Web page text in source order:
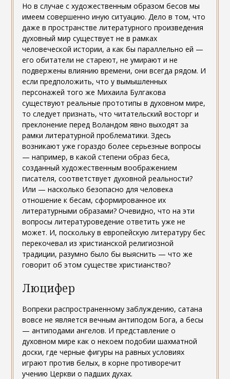
Но в случае с художественным образом бесов мы
имеем совершенно иную ситуацию. Дело в том, что
даже в пространстве литературного произведения
духовный мир существует не в рамках
человеческой истории, а как бы параллельно ей —
его обитатели не стареют, не умирают и не
подвержены влиянию времени, они всегда рядом. И
если предположить, что у вымышленных
персонажей того же Михаила Булгакова
существуют реальные прототипы в духовном мире,
то следует признать, что читательский восторг и
преклонение перед Воландом явно выходят за
рамки литературной проблематики. Здесь
возникают уже гораздо более серьезные вопросы
— например, в какой степени образ беса,
созданный художественным воображением
писателя, соответствует духовной реальности?
Или — насколько безопасно для человека
отношение к бесам, сформированное их
литературными образами? Очевидно, что на эти
вопросы литературоведение ответить уже не
может. И, поскольку в европейскую литературу бес
перекочевал из христианской религиозной
традиции, разумно было бы выяснить — что же
говорит об этом существе христианство?
Люцифер
Вопреки распространенному заблуждению, сатана
вовсе не является вечным антиподом Бога, а бесы
— антиподами ангелов. И представление о
духовном мире как о некоем подобии шахматной
доски, где черные фигуры на равных условиях
играют против белых, в корне противоречит
учению Церкви о падших духах.